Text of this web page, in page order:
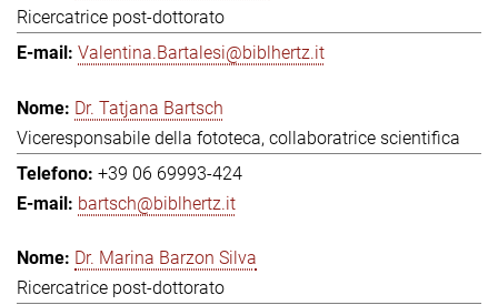
Ricercatrice post-dottorato
Valentina.Bartalesi@biblhertz.it
Dr. Tatjana Bartsch
Viceresponsabile della fototeca, collaboratrice scientifica
+39 06 69993-424
bartsch@biblhertz.it
Dr. Marina Barzon Silva
Ricercatrice post-dottorato